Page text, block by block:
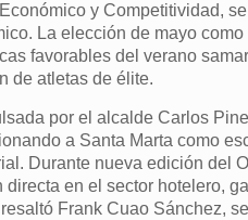
y Competitividad,
La elección de mayo
favorables del verano
de atletas de élite.
por el alcalde Carlos
a Santa Marta como
Durante nueva edición del
en el sector hotelero,
Frank Cuao Sánchez,